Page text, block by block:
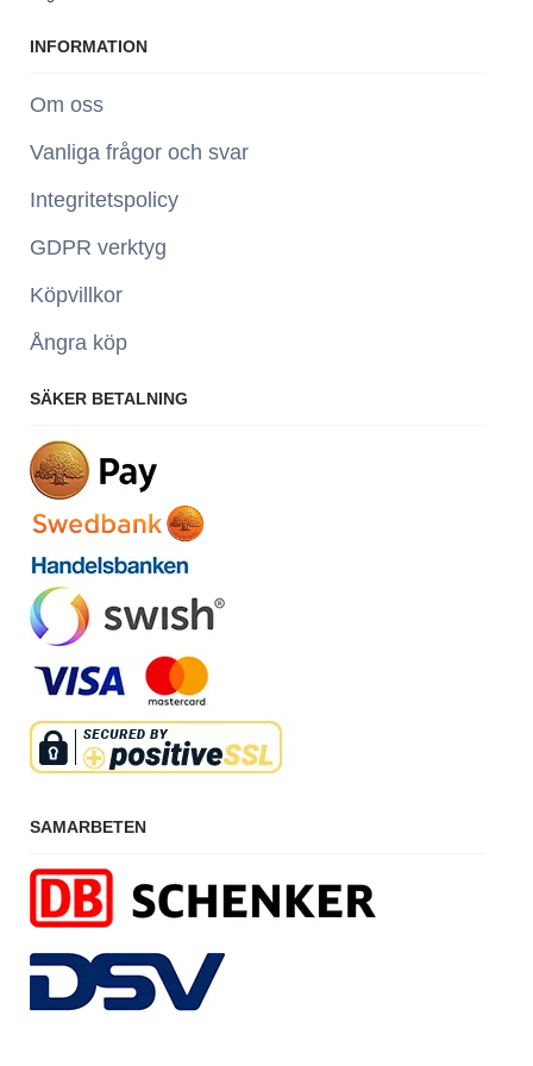
INFORMATION
Om oss
Vanliga frågor och svar
Integritetspolicy
GDPR verktyg
Köpvillkor
Ångra köp
SÄKER BETALNING
SAMARBETEN